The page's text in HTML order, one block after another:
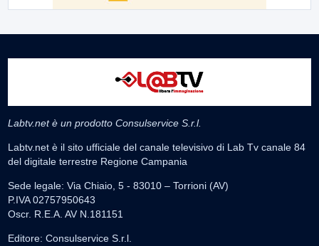
Labtv.net è un prodotto Consulservice S.r.l.
Labtv.net è il sito ufficiale del canale televisivo di Lab Tv canale 84
del digitale terrestre Regione Campania
Sede legale: Via Chiaio, 5 - 83010 – Torrioni (AV)
P.IVA 02757950643
Oscr. R.E.A. AV N.181151
Editore: Consulservice S.r.l.